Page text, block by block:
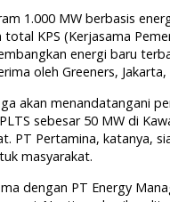
1.000 MW berbasis
KPS (Kerjasama
energi baru
oleh Greeners, Jakarta,
akan menandatangani
sebesar 50 MW di
PT Pertamina, katanya,
masyarakat.
dengan PT Energy